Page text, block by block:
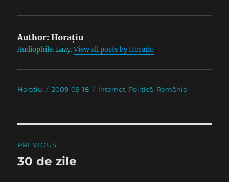
Author: Horațiu
Audiophile. Lazy.View all posts by Horațiu
Author
Horațiu
Posted
2009-09-18 Categories
Internet, Politică, România
navigation
PREVIOUS
Previous
30 de zile